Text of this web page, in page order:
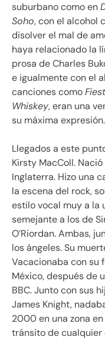
suburbano como en
Soho, con el alcohol
disolver el mal de
haya relacionado la
prosa de Charles
e igualmente con el
canciones como
Whiskey, eran una
su máxima expresión.
Llegados a este
Kirsty MacColl.
Inglaterra. Hizo una
la escena del rock,
estilo vocal muy a la
semejante a los de
O’Riordan. Ambas,
los ángeles. Su
Vacacionaba con su
México, después de
BBC. Junto con sus
James Knight,
2000 en una zona
tránsito de cualquier